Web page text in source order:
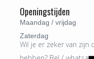
Openingstijden
Maandag / vrijdag
Zaterdag
Wil je er zeker van zijn